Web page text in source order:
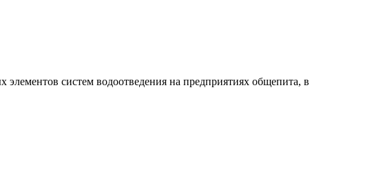
систем водоотведения на предприятиях общепита, в